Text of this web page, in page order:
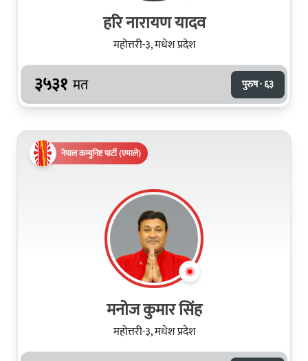
हरि नारायण यादव
महोत्तरी-३, मधेश प्रदेश
३५३१ मत पुरुष · ६३
नेपाल कम्युनिष्ट पार्टी (एमाले)
मनोज कुमार सिंह
महोत्तरी-३, मधेश प्रदेश